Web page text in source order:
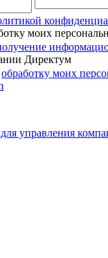
моих
Директум
обработку моих
управления